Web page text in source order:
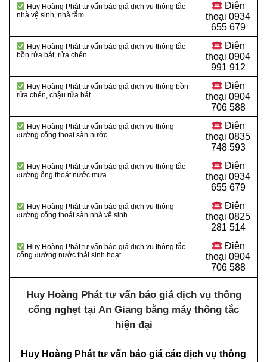
Huy Hoàng Phát tư vấn báo giá dịch vụ thông tắc
nhà vệ sinh, nhà tắm
Điện
thoại 0934
655 679
Huy Hoàng Phát tư vấn báo giá dịch vụ thông tắc
bồn rửa bát, rửa chén
Điện
thoại 0904
991 912
Huy Hoàng Phát tư vấn báo giá dịch vụ thông bồn
rửa chén, chậu rửa bát
Điện
thoại 0904
706 588
Huy Hoàng Phát tư vấn báo giá dịch vụ thông
đường cống thoat sàn nước
Điện
thoại 0835
748 593
Huy Hoàng Phát tư vấn báo giá dịch vụ thông tắc
đường ống thoát nước mưa
Điện
thoại 0934
655 679
Huy Hoàng Phát tư vấn báo giá dịch vụ thông
đường cống thoát sàn nhà vệ sinh
Điện
thoại 0825
281 514
Huy Hoàng Phát tư vấn báo giá dịch vụ thông tắc
cống đường nước thải sinh hoạt
Điện
thoại 0904
706 588
Huy Hoàng Phát tư vấn báo giá dịch vụ thông
cống nghẹt tại An Giang bằng máy thông tắc
hiện đại
Huy Hoàng Phát tư vấn báo giá các dịch vụ thông